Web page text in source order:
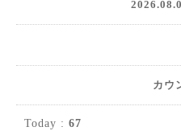
カウ
Today : 67